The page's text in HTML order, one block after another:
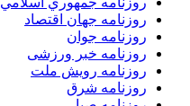
روزنامه جهان اقتصاد
روزنامه جوان
روزنامه خبر ورزشى
روزنامه رویش ملت
روزنامه شرق